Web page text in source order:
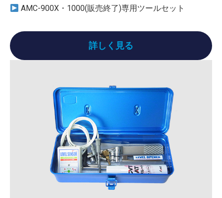
AMC-900X・1000(販売終了)専用ツールセット
詳しく見る